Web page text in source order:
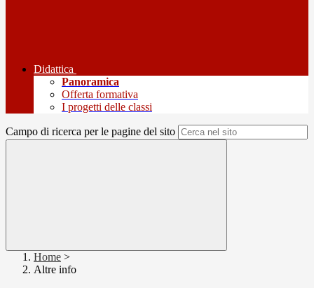
Didattica
Panoramica
Offerta formativa
I progetti delle classi
Campo di ricerca per le pagine del sito
Home >
Altre info